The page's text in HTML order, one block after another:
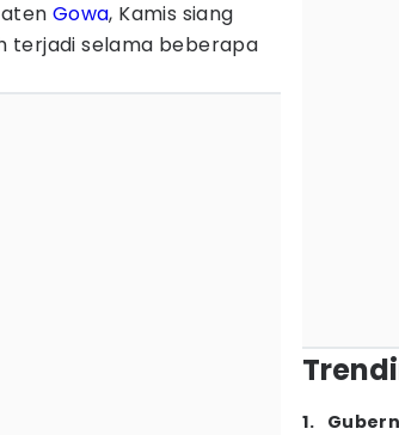
Gowa, Kamis siang
terjadi selama beberapa
1.